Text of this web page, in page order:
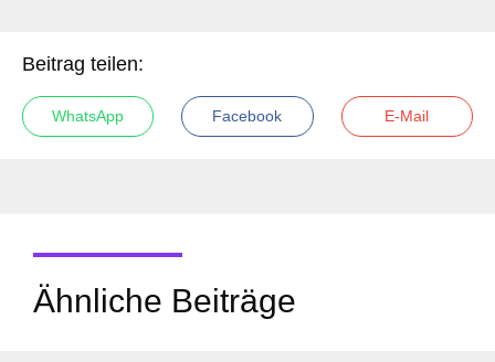
Beitrag teilen:
WhatsApp Facebook E-Mail
Ähnliche Beiträge